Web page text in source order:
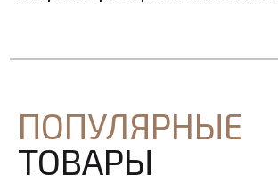
ПОПУЛЯРНЫЕ
ТОВАРЫ